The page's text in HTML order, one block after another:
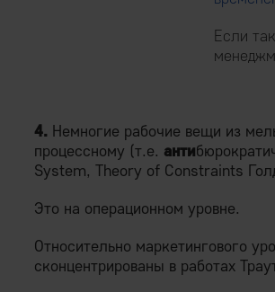
Если
4. Немногие рабочие вещи из
процессному (т.е. анти
System, Theory of Constraints
Это на операционном уровне.
Относительно маркетингового
сконцентрированы в работах